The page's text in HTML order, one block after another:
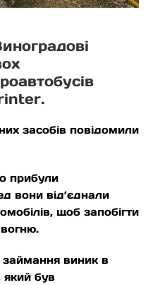
засобів повідомили
прибули
вони від’єднали
щоб запобігти
займання виник в
який був